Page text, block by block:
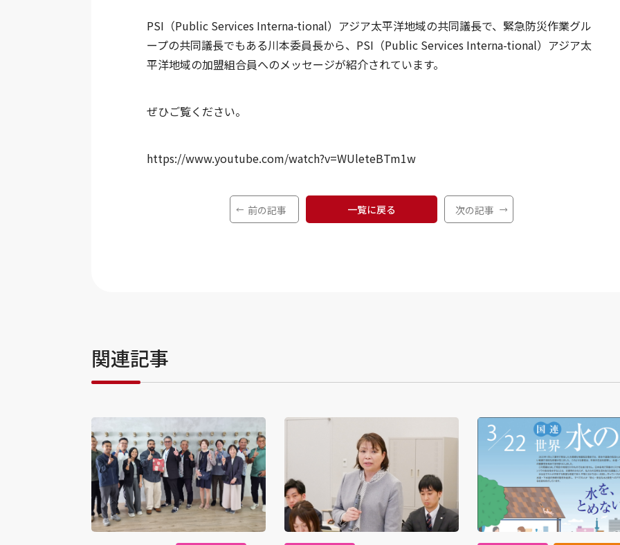
PSI（Public Services Interna-tional）アジア太平洋地域の共同議長で、緊急防災作業グル
ープの共同議長でもある川本委員長から、PSI（Public Services Interna-tional）アジア太
平洋地域の加盟組合員へのメッセージが紹介されています。
ぜひご覧ください。
https://www.youtube.com/watch?v=WUleteBTm1w
前の記事 一覧に戻る 次の記事
関連記事